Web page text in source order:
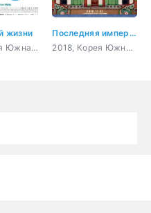
жизни
2017, Корея Южная, драма, семейный
Последняя императрица
2018, Корея Южная, боевик, триллер, мистика, романтика